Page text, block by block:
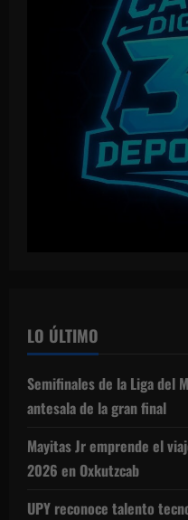
LO ÚLTIMO
Semifinales de la Liga del
antesala de la gran final
Mayitas Jr emprende el
2026 en Oxkutzcab
UPY reconoce talento